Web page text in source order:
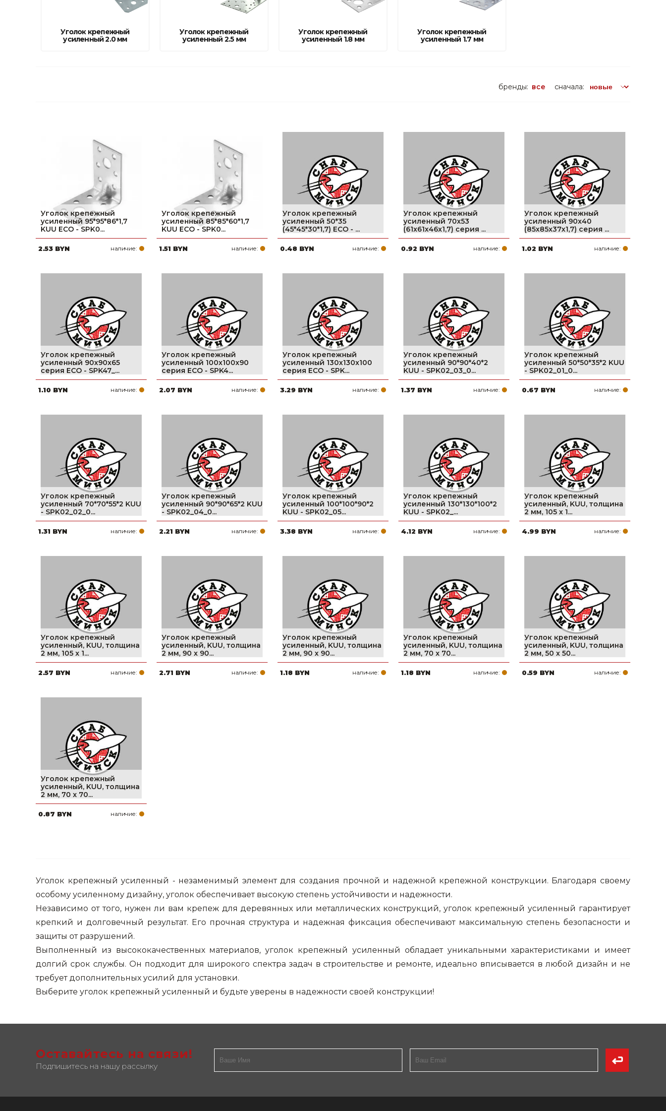
Строительное оборудование
Сварочное оборудование и материалы
Очистители (мойки) высокого давления
Масла и смазки
Крепеж и фурнитура
Ручной инструмент
Строительные и отделочные материалы
Садовый инструмент, вазоны, горшки и кашпо, теплицы, парники
Товары для дома
Сантехника
Автомобильные товары, инструменты
Резинотехнические, асбестовые изделия, каболка
Дистилляторы
Ниппельные поилки для
Чашечные кормушки
Уголок крепежный
усиленный 2.0 мм
Уголок крепежный
усиленный 2.5 мм
Уголок крепежный
усиленный 1.8 мм
Уголок крепежный
усиленный 1.7 мм
сначала:
бренды: все
Уголок крепежный
усиленный 95*95*86*1,7
KUU ECO - SPK0...
2.53 BYN наличие:
Уголок крепежный
усиленный 85*85*60*1,7
KUU ECO - SPK0...
1.51 BYN наличие:
Уголок крепежный
усиленный 50*35
(45*45*30*1,7) ECO - ...
0.48 BYN наличие:
Уголок крепежный
усиленный 70x53
(61x61x46x1,7) серия ...
0.92 BYN наличие:
Уголок крепежный
усиленный 90x40
(85x85x37x1,7) серия ...
1.02 BYN наличие:
Уголок крепежный
усиленный 90x90x65
серия ECO - SPK47_...
1.10 BYN наличие:
Уголок крепежный
усиленный 100x100x90
серия ECO - SPK4...
2.07 BYN наличие:
Уголок крепежный
усиленный 130x130x100
серия ECO - SPK...
3.29 BYN наличие:
Уголок крепежный
усиленный 90*90*40*2
KUU - SPK02_03_0...
1.37 BYN наличие:
Уголок крепежный
усиленный 50*50*35*2 KUU
- SPK02_01_0...
0.67 BYN наличие:
Уголок крепежный
усиленный 70*70*55*2 KUU
- SPK02_02_0...
1.31 BYN наличие:
Уголок крепежный
усиленный 90*90*65*2 KUU
- SPK02_04_0...
2.21 BYN наличие:
Уголок крепежный
усиленный 100*100*90*2
KUU - SPK02_05...
3.38 BYN наличие:
Уголок крепежный
усиленный 130*130*100*2
KUU - SPK02_...
4.12 BYN наличие:
Уголок крепежный
усиленный, KUU, толщина
2 мм, 105 x 1...
4.99 BYN наличие:
Уголок крепежный
усиленный, KUU, толщина
2 мм, 105 x 1...
2.57 BYN наличие:
Уголок крепежный
усиленный, KUU, толщина
2 мм, 90 x 90...
2.71 BYN наличие:
Уголок крепежный
усиленный, KUU, толщина
2 мм, 90 x 90...
1.18 BYN наличие:
Уголок крепежный
усиленный, KUU, толщина
2 мм, 70 x 70...
1.18 BYN наличие:
Уголок крепежный
усиленный, KUU, толщина
2 мм, 50 x 50...
0.59 BYN наличие:
Уголок крепежный
усиленный, KUU, толщина
2 мм, 70 x 70...
0.87 BYN наличие:
Уголок крепежный усиленный - незаменимый элемент для создания прочной и надежной крепежной конструкции. Благодаря своему
особому усиленному дизайну, уголок обеспечивает высокую степень устойчивости и надежности.
Независимо от того, нужен ли вам крепеж для деревянных или металлических конструкций, уголок крепежный усиленный гарантирует
крепкий и долговечный результат. Его прочная структура и надежная фиксация обеспечивают максимальную степень безопасности и
защиты от разрушений.
Выполненный из высококачественных материалов, уголок крепежный усиленный обладает уникальными характеристиками и имеет
долгий срок службы. Он подходит для широкого спектра задач в строительстве и ремонте, идеально вписывается в любой дизайн и не
требует дополнительных усилий для установки.
Выберите уголок крепежный усиленный и будьте уверены в надежности своей конструкции!
Оставайтесь на связи!
Подпишитесь на нашу рассылку